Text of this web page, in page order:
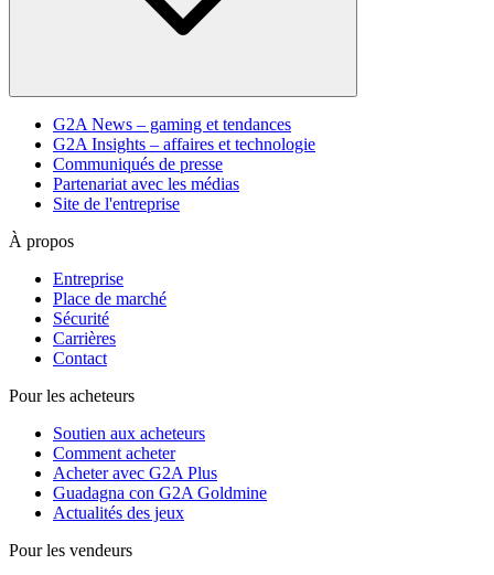
G2A News – gaming et tendances
G2A Insights – affaires et technologie
Communiqués de presse
Partenariat avec les médias
Site de l'entreprise
À propos
Entreprise
Place de marché
Sécurité
Carrières
Contact
Pour les acheteurs
Soutien aux acheteurs
Comment acheter
Acheter avec G2A Plus
Guadagna con G2A Goldmine
Actualités des jeux
Pour les vendeurs